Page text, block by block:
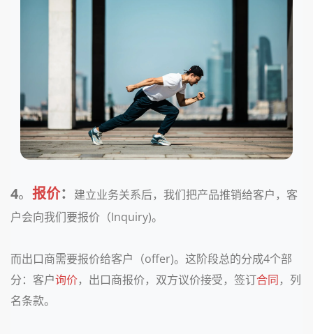
4。 报价： 建立业务关系后，我们把产品推销给客户，客
户会向我们要报价（Inquiry)。
而出口商需要报价给客户（offer)。这阶段总的分成4个部
分：客户询价，出口商报价，双方议价接受，签订合同，列
名条款。